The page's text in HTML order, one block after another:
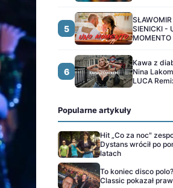
5
SIENICKI -
MOMENTO
6
Kawa z
Nina
LUCA
Popularne artykuły
Hit „Co za noc"
Dystans wrócił po
latach
To koniec disco
Classic pokazał